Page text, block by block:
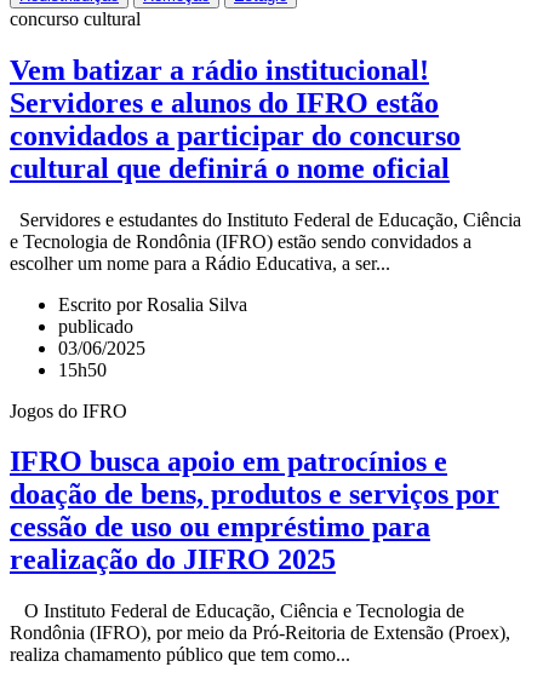
concurso cultural
Vem batizar a rádio institucional!
Servidores e alunos do IFRO estão
convidados a participar do concurso
cultural que definirá o nome oficial
Servidores e estudantes do Instituto Federal de Educação, Ciência
e Tecnologia de Rondônia (IFRO) estão sendo convidados a
escolher um nome para a Rádio Educativa, a ser...
Escrito por Rosalia Silva
publicado
03/06/2025
15h50
Jogos do IFRO
IFRO busca apoio em patrocínios e
doação de bens, produtos e serviços por
cessão de uso ou empréstimo para
realização do JIFRO 2025
O Instituto Federal de Educação, Ciência e Tecnologia de
Rondônia (IFRO), por meio da Pró-Reitoria de Extensão (Proex),
realiza chamamento público que tem como...